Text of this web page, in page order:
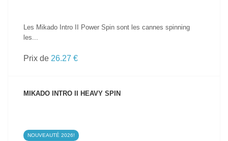
Les Mikado Intro II Power Spin sont les cannes spinning
les...
Prix de 26.27 €
MIKADO INTRO II HEAVY SPIN
NOUVEAUTÉ 2026!